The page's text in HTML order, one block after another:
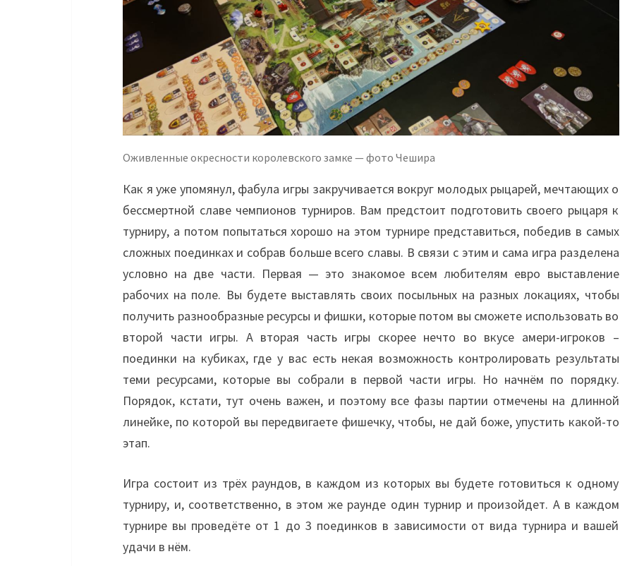
Оживленные окресности королевского замке — фото Чешира
Как я уже упомянул, фабула игры закручивается вокруг молодых рыцарей, мечтающих о
бессмертной славе чемпионов турниров. Вам предстоит подготовить своего рыцаря к
турниру, а потом попытаться хорошо на этом турнире представиться, победив в самых
сложных поединках и собрав больше всего славы. В связи с этим и сама игра разделена
условно на две части. Первая — это знакомое всем любителям евро выставление
рабочих на поле. Вы будете выставлять своих посыльных на разных локациях, чтобы
получить разнообразные ресурсы и фишки, которые потом вы сможете использовать во
второй части игры. А вторая часть игры скорее нечто во вкусе амери-игроков –
поединки на кубиках, где у вас есть некая возможность контролировать результаты
теми ресурсами, которые вы собрали в первой части игры. Но начнём по порядку.
Порядок, кстати, тут очень важен, и поэтому все фазы партии отмечены на длинной
линейке, по которой вы передвигаете фишечку, чтобы, не дай боже, упустить какой-то
этап.
Игра состоит из трёх раундов, в каждом из которых вы будете готовиться к одному
турниру, и, соответственно, в этом же раунде один турнир и произойдет. А в каждом
турнире вы проведёте от 1 до 3 поединков в зависимости от вида турнира и вашей
удачи в нём.